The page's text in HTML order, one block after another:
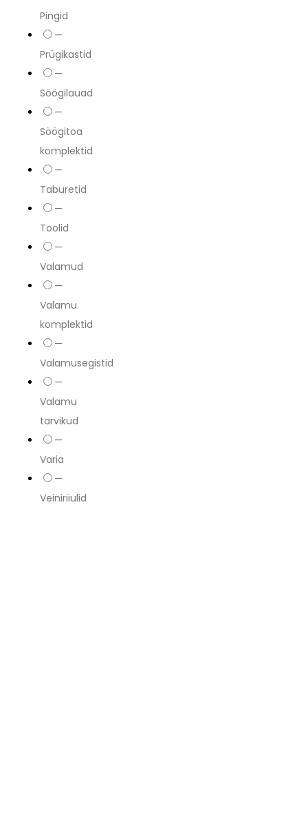
Pingid
—
Prügikastid
—
Söögilauad
—
Söögitoa
komplektid
—
Taburetid
—
Toolid
—
Valamud
—
Valamu
komplektid
—
Valamusegistid
—
Valamu
tarvikud
—
Varia
—
Veiniriiulid